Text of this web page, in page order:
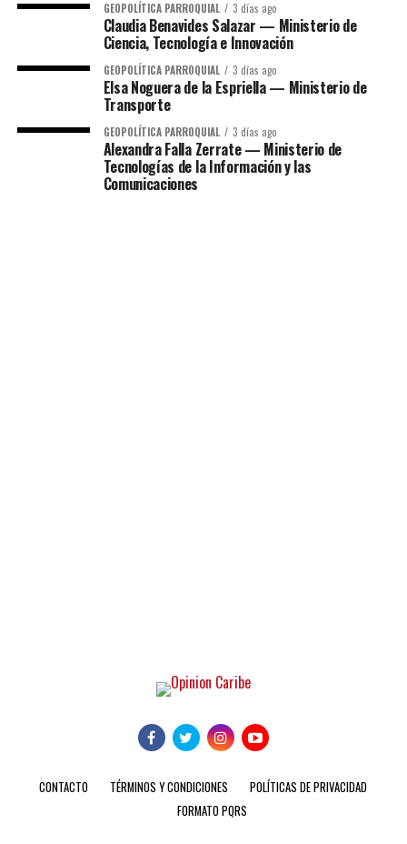
GEOPOLÍTICA PARROQUIAL 3 días ago
Claudia Benavides Salazar — Ministerio de
Ciencia, Tecnología e Innovación
GEOPOLÍTICA PARROQUIAL 3 días ago
Elsa Noguera de la Espriella — Ministerio de
Transporte
GEOPOLÍTICA PARROQUIAL 3 días ago
Alexandra Falla Zerrate — Ministerio de
Tecnologías de la Información y las
Comunicaciones
CONTACTO TÉRMINOS Y CONDICIONES
POLÍTICAS DE PRIVACIDAD
FORMATO PQRS